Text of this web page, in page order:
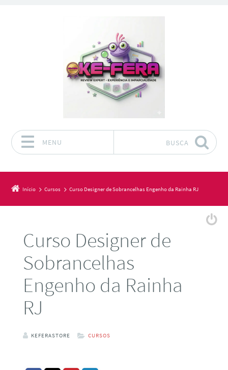
MENU BUSCA
Início Cursos Curso Designer de Sobrancelhas Engenho da Rainha RJ
Curso Designer de
Sobrancelhas
Engenho da Rainha
RJ
KEFERASTORE CURSOS